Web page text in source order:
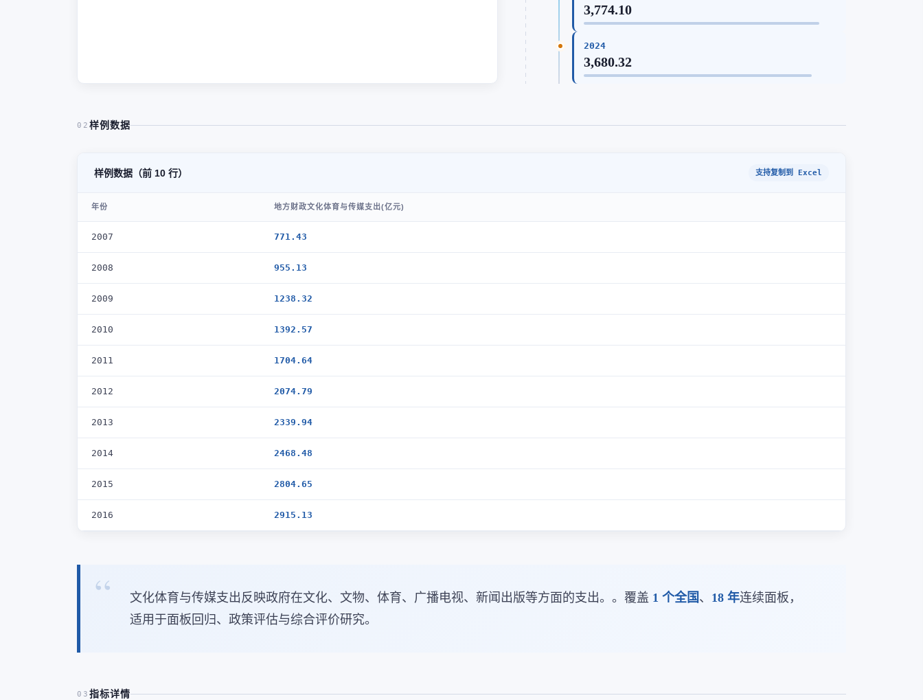
3,774.10
2024
3,680.32
02 样例数据
样例数据（前 10 行） 支持复制到 Excel
年份 地方财政文化体育与传媒支出(亿元)
2007 771.43
2008 955.13
2009 1238.32
2010 1392.57
2011 1704.64
2012 2074.79
2013 2339.94
2014 2468.48
2015 2804.65
2016 2915.13
文化体育与传媒支出反映政府在文化、文物、体育、广播电视、新闻出版等方面的支出。。覆盖 1 个全国 、 18 年连续面板，
适用于面板回归、政策评估与综合评价研究。
03 指标详情